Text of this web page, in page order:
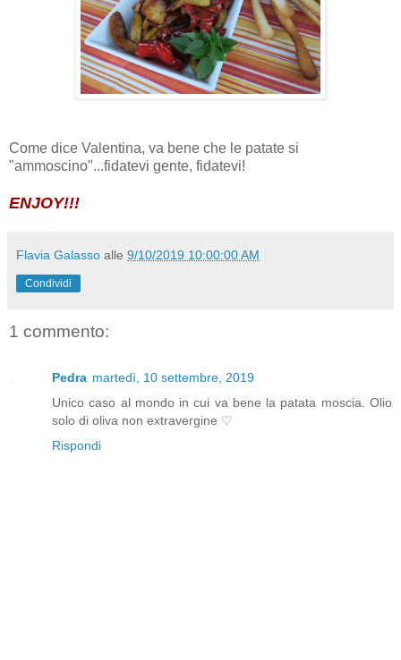
Come dice Valentina, va bene che le patate si
"ammoscino"...fidatevi gente, fidatevi!
ENJOY!!!
Flavia Galasso alle 9/10/2019 10:00:00 AM
Condividi
1 commento:
Pedra martedì, 10 settembre, 2019
Unico caso al mondo in cui va bene la patata moscia. Olio
solo di oliva non extravergine ♡
Rispondi